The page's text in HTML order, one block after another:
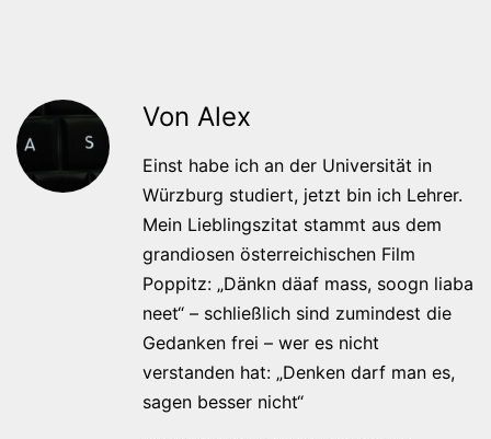
Von Alex
Einst habe ich an der Universität in
Würzburg studiert, jetzt bin ich Lehrer.
Mein Lieblingszitat stammt aus dem
grandiosen österreichischen Film
Poppitz: „Dänkn däaf mass, soogn liaba
neet“ – schließlich sind zumindest die
Gedanken frei – wer es nicht
verstanden hat: „Denken darf man es,
sagen besser nicht“